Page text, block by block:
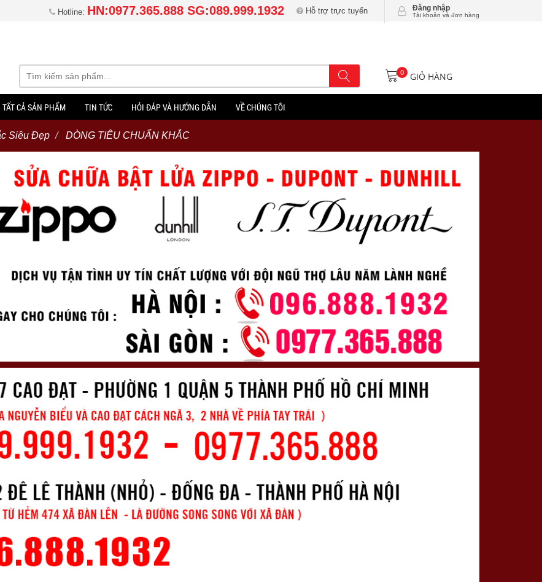
Hotline: HN:0977.365.888 SG:089.999.1932 Hỗ trợ trực tuyến Đăng nhập
Tài khoản và đơn hàng
0 GIỎ HÀNG
TẤT CẢ SẢN PHẨM TIN TỨC HỎI ĐÁP VÀ HƯỚNG DẪN VỀ CHÚNG TÔI
Siêu Đẹp DÒNG TIÊU CHUẨN KHẮC